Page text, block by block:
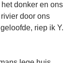
donker en ons
door ons
riep ik Y.